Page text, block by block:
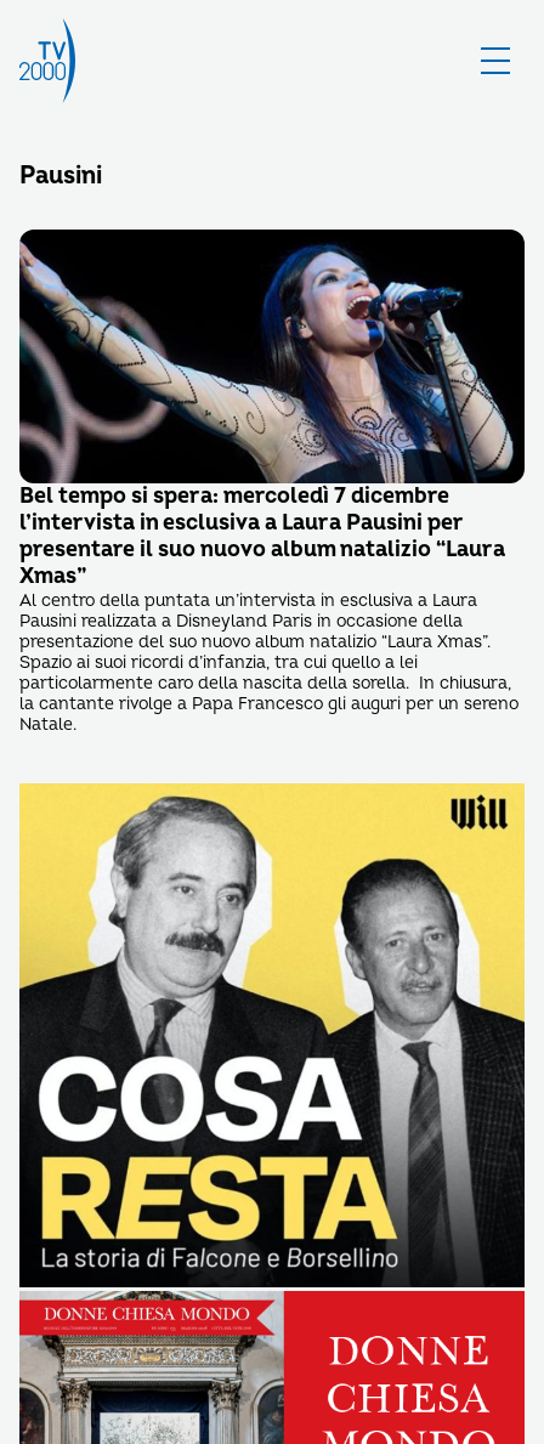
Pausini
Bel tempo si spera: mercoledì 7 dicembre
l’intervista in esclusiva a Laura Pausini per
presentare il suo nuovo album natalizio “Laura
Xmas”
Al centro della puntata un’intervista in esclusiva a Laura
Pausini realizzata a Disneyland Paris in occasione della
presentazione del suo nuovo album natalizio “Laura Xmas”.
Spazio ai suoi ricordi d’infanzia, tra cui quello a lei
particolarmente caro della nascita della sorella. In chiusura,
la cantante rivolge a Papa Francesco gli auguri per un sereno
Natale.